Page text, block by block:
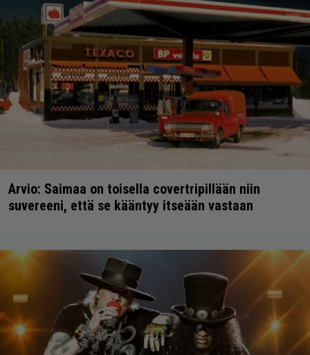
Arvio: Saimaa on toisella covertripillään niin
suvereeni, että se kääntyy itseään vastaan